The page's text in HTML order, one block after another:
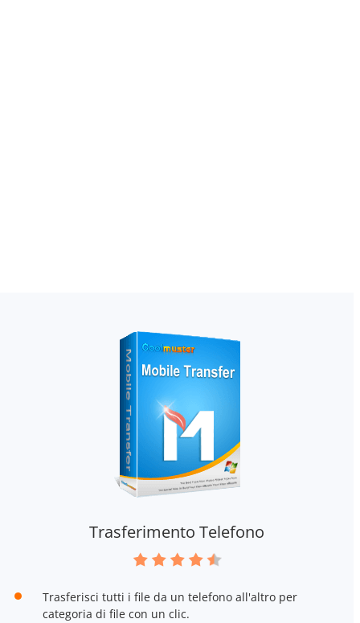
Trasferimento Telefono
Trasferisci tutti i file da un telefono all'altro per
categoria di file con un clic.